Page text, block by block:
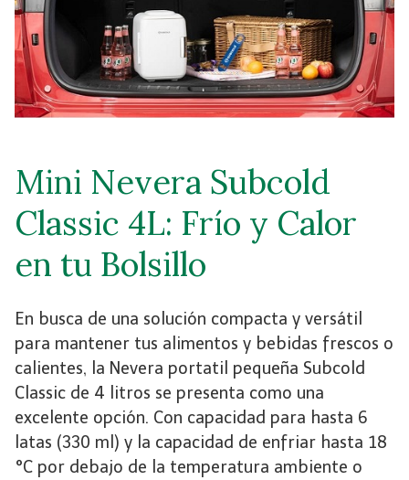
Mini Nevera Subcold
Classic 4L: Frío y Calor
en tu Bolsillo
En busca de una solución compacta y versátil
para mantener tus alimentos y bebidas frescos o
calientes, la Nevera portatil pequeña Subcold
Classic de 4 litros se presenta como una
excelente opción. Con capacidad para hasta 6
latas (330 ml) y la capacidad de enfriar hasta 18
°C por debajo de la temperatura ambiente o